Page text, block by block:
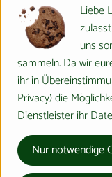
Herkunft
Hersteller:
verschiedene Herkunft
Liebe
uns
sammeln. Da wir
ihr in
Privacy) die
Dienstleister ihr
Nur notwendige